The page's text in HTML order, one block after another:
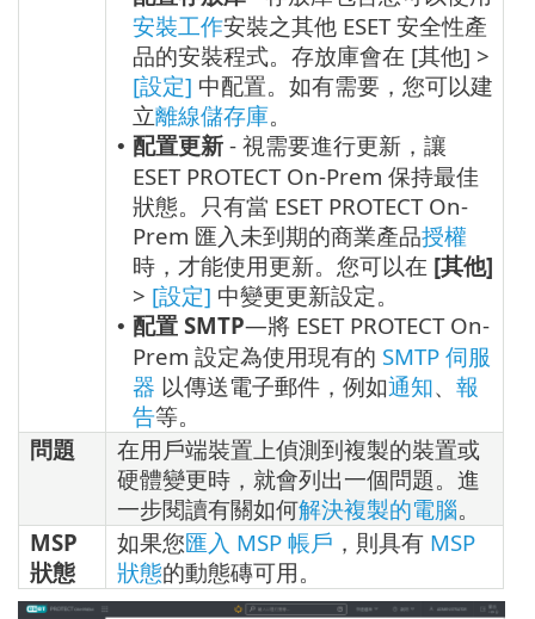
安裝工作安裝之其他 ESET 安全性產
品的安裝程式。存放庫會在 [其他] >
[設定] 中配置。如有需要，您可以建
立離線儲存庫。
• 配置更新 - 視需要進行更新，讓
ESET PROTECT On-Prem 保持最佳
狀態。只有當 ESET PROTECT On-
Prem 匯入未到期的商業產品授權
時，才能使用更新。您可以在 [其他]
> [設定] 中變更更新設定。
• 配置 SMTP—將 ESET PROTECT On-
Prem 設定為使用現有的 SMTP 伺服
器 以傳送電子郵件，例如通知、 報
告等。
問題
在用戶端裝置上偵測到複製的裝置或
硬體變更時，就會列出一個問題。進
一步閱讀有關如何解決複製的電腦。
MSP
狀態
如果您匯入 MSP 帳戶 ，則具有 MSP
狀態的動態磚可用。